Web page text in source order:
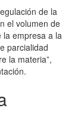
de la
el volumen de
la empresa a la
parcialidad
la materia”,